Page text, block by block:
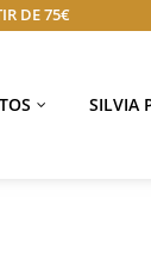
DE 75€
SILVIA